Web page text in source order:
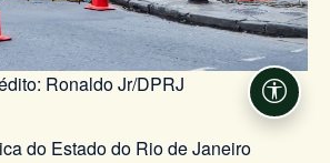
Ronaldo Jr/DPRJ
do Estado do Rio de Janeiro